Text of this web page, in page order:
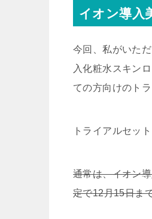
イオン導入
今回、私がいた
入化粧水スキン
ての方向けのト
トライアルセッ
通常は、イオン
定で12月15日ま